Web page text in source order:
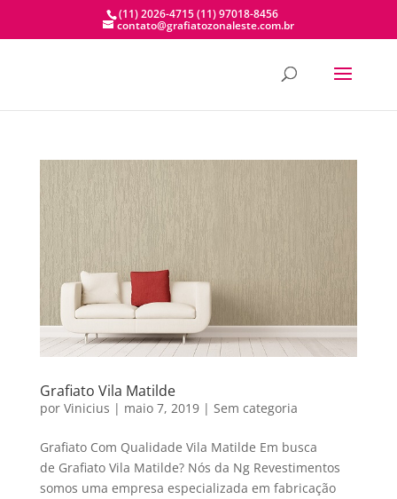
(11) 2026-4715(11) 97018-8456
contato@grafiatozonaleste.com.br
Grafiato Vila Matilde
por Vinicius | maio 7, 2019| Sem categoria
Grafiato Com Qualidade Vila Matilde Em busca
de Grafiato Vila Matilde? Nós da Ng Revestimentos
somos uma empresa especializada em fabricação